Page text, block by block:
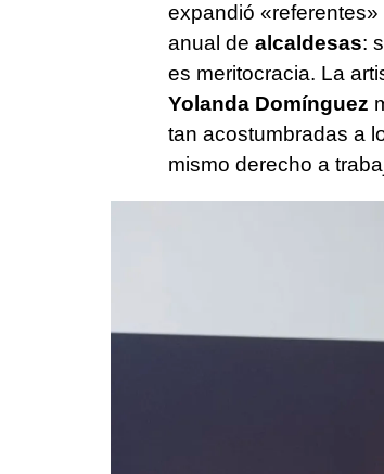
expandió
anual de alcaldesas:
es meritocracia. La
Yolanda Domínguez
tan acostumbradas a
mismo derecho a